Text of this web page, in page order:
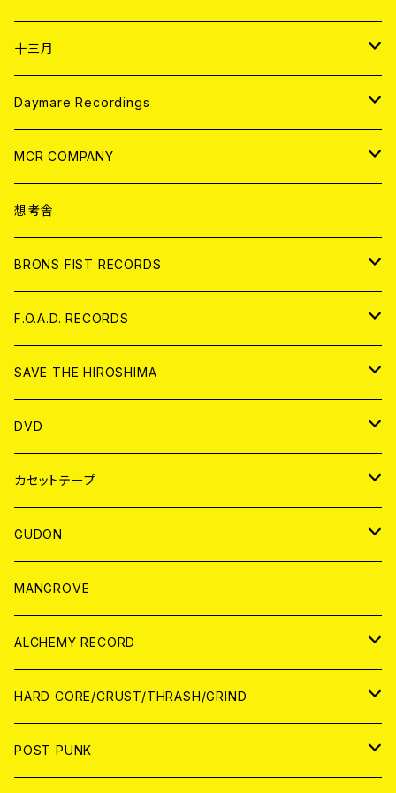
ANALOG
アパレル
CD
ANALOG
十三月
CD
ANALOG
Daymare Recordings
CD
ANALOG
MCR COMPANY
CD
アパレル
ANALOG
想考舎
BRONS FIST RECORDS
CD
ANALOG
F.O.A.D. RECORDS
CD
ANALOG
SAVE THE HIROSHIMA
アパレル
BADGE
DVD
JAPAN
WORLD
カセットテープ
JAPAN
WORLD
GUDON
アパレル
PATCH
アナログ
DIGITAL CONTENTS
MANGROVE
ALCHEMY RECORD
CD
ANALOG
HARD CORE/CRUST/THRASH/GRIND
JAPAN
POST PUNK